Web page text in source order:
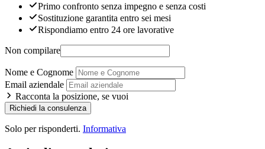
Primo confronto senza impegno e senza costi
Sostituzione garantita entro sei mesi
Rispondiamo entro 24 ore lavorative
Non compilare
Nome e Cognome
Email aziendale
Racconta la posizione, se vuoi
Richiedi la consulenza
Solo per risponderti. Informativa